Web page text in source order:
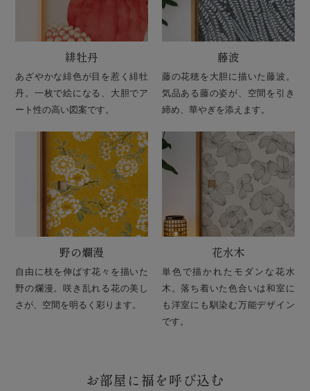
緋牡丹
あざやかな緋色が目を惹く緋牡
丹。一枚で絵になる、大胆でア
ート性の高い図案です。
藤波
藤の花穂を大胆に描いた藤波。
気品ある藤の姿が、空間を引き
締め、華やぎを添えます。
野の爛漫
自由に枝を伸ばす花々を描いた
野の爛漫。咲き乱れる花の美し
さが、空間を明るく彩ります。
花水木
単色で描かれたモダンな花水
木。落ち着いた色合いは和室に
も洋室にも馴染む万能デザイン
です。
お部屋に福を呼び込む